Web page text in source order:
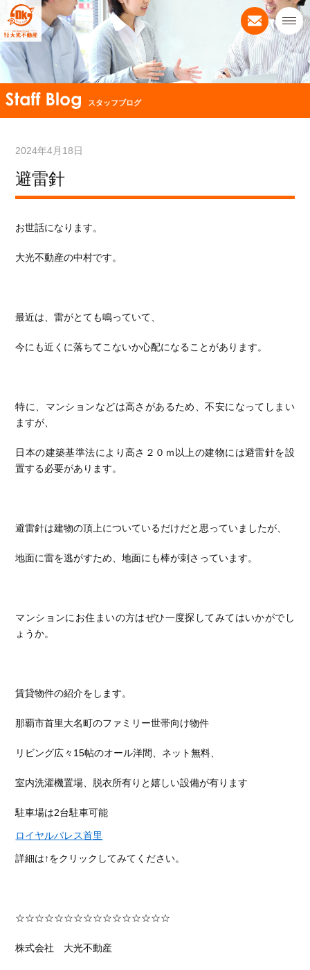
スタッフブログ
2024年4月18日
避雷針
お世話になります。
大光不動産の中村です。
最近は、雷がとても鳴っていて、
今にも近くに落ちてこないか心配になることがあります。
特に、マンションなどは高さがあるため、不安になってしまい
ますが、
日本の建築基準法により高さ２０ｍ以上の建物には避雷針を設
置する必要があります。
避雷針は建物の頂上についているだけだと思っていましたが、
地面に雷を逃がすため、地面にも棒が刺さっています。
マンションにお住まいの方はぜひ一度探してみてはいかがでし
ょうか。
賃貸物件の紹介をします。
那覇市首里大名町のファミリー世帯向け物件
リビング広々15帖のオール洋間、ネット無料、
室内洗濯機置場、脱衣所有りと嬉しい設備が有ります
駐車場は2台駐車可能
ロイヤルパレス首里
詳細は↑をクリックしてみてください。
☆☆☆☆☆☆☆☆☆☆☆☆☆☆☆☆
株式会社 大光不動産